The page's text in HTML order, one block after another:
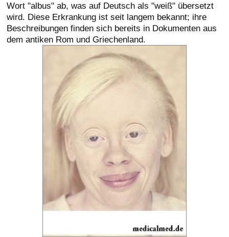
Wort "albus" ab, was auf Deutsch als "weiß" übersetzt
wird. Diese Erkrankung ist seit langem bekannt; ihre
Beschreibungen finden sich bereits in Dokumenten aus
dem antiken Rom und Griechenland.